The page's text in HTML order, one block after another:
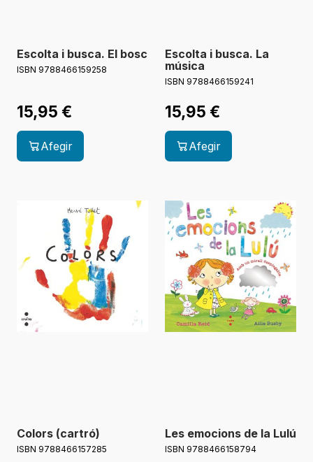
Escolta i busca. El bosc
ISBN 9788466159258
15,95 €
Afegir
Escolta i busca. La
música
ISBN 9788466159241
15,95 €
Afegir
Colors (cartró)
ISBN 9788466157285
Les emocions de la Lulú
ISBN 9788466158794